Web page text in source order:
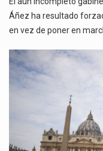
Áñez ha resultado
en vez de poner en